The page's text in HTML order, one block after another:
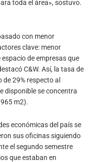
toda el área», sostuvo.
con menor
clave: menor
de empresas que
C&W. Así, la tasa de
29% respecto al
disponible se concentra
m2).
económicas del país se
sus oficinas siguiendo
el segundo semestre
que estaban en